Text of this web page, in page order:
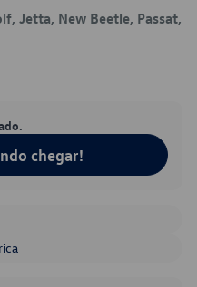
Jetta, New Beetle, Passat,
chegar!